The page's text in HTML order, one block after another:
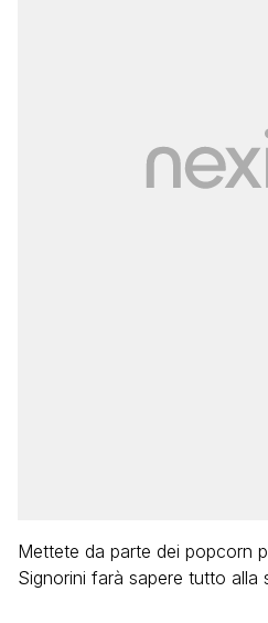
Mettete da parte dei popcorn
Signorini farà sapere tutto alla